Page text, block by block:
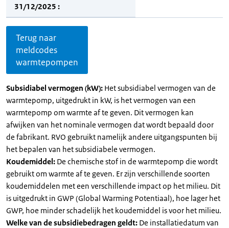
31/12/2025 :
Terug naar
meldcodes
warmtepompen
Subsidiabel vermogen (kW): Het subsidiabel vermogen van de
warmtepomp, uitgedrukt in kW, is het vermogen van een
warmtepomp om warmte af te geven. Dit vermogen kan
afwijken van het nominale vermogen dat wordt bepaald door
de fabrikant. RVO gebruikt namelijk andere uitgangspunten bij
het bepalen van het subsidiabele vermogen.
Koudemiddel: De chemische stof in de warmtepomp die wordt
gebruikt om warmte af te geven. Er zijn verschillende soorten
koudemiddelen met een verschillende impact op het milieu. Dit
is uitgedrukt in GWP (Global Warming Potentiaal), hoe lager het
GWP, hoe minder schadelijk het koudemiddel is voor het milieu.
Welke van de subsidiebedragen geldt: De installatiedatum van